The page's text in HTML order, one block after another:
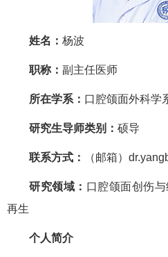
姓名： 杨波
职称： 副主任医师
所在学系： 口腔颌面外科学
研究生导师类别： 硕导
联系方式： （邮箱）
研究领域： 口腔颌面创伤
再生
个人简介